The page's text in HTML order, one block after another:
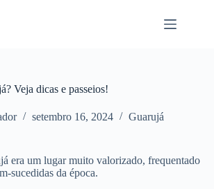
Veja dicas e passeios!
setembro 16, 2024 Guarujá
era um lugar muito valorizado, frequentado
sucedidas da época.